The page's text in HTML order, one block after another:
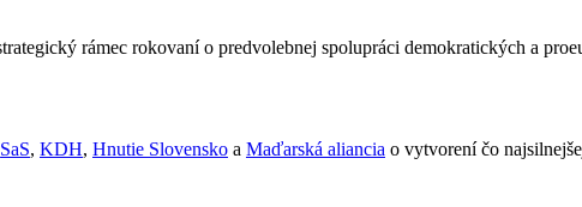
rámec rokovaní o predvolebnej spolupráci demokratických a
SaS, KDH, Hnutie Slovensko a Maďarská aliancia o vytvorení čo